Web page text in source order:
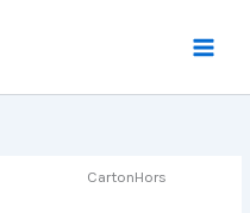
CartonHors